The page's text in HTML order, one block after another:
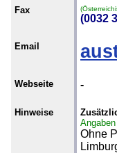
Fax
(0032
Email
Webseite -
Hinweise
Ohne